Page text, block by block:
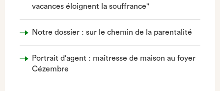
vacances éloignent la souffrance"
Notre dossier : sur le chemin de la parentalité
Portrait d'agent : maîtresse de maison au foyer
Cézembre